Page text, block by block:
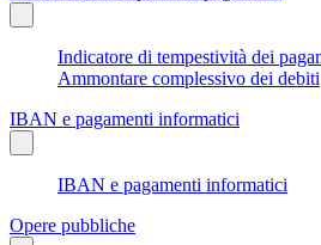
Indicatore di tempestività dei
Ammontare complessivo dei debiti
IBAN e pagamenti informatici
IBAN e pagamenti informatici
Opere pubbliche